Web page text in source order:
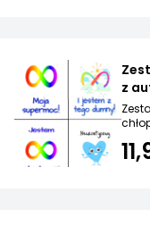
z